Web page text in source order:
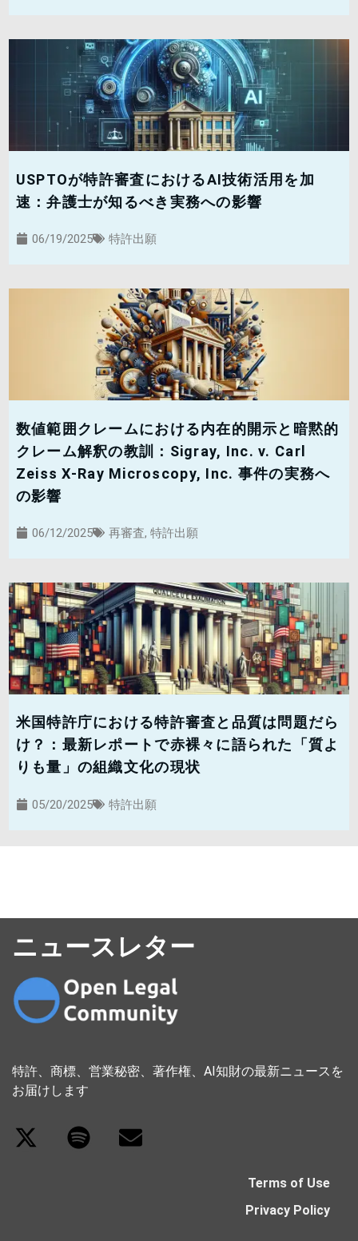
USPTOが特許審査におけるAI技術活用を加
速：弁護士が知るべき実務への影響
06/19/2025 特許出願
数値範囲クレームにおける内在的開示と暗黙的
クレーム解釈の教訓：Sigray, Inc. v. Carl
Zeiss X-Ray Microscopy, Inc. 事件の実務へ
の影響
06/12/2025 再審査, 特許出願
米国特許庁における特許審査と品質は問題だら
け？：最新レポートで赤裸々に語られた「質よ
りも量」の組織文化の現状
05/20/2025 特許出願
ニュースレター
特許、商標、営業秘密、著作権、AI知財の最新ニュースを
お届けします
Terms of Use
Privacy Policy